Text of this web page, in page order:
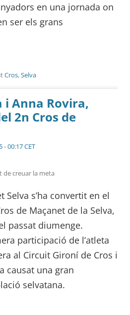
en una jornada on
ser els grans
Cros,Selva
Anna Rovira,
2n Cros de
- 00:17 CET
de creuar la meta
Selva s’ha convertit en el
de Maçanet de la Selva,
passat diumenge.
participació de l’atleta
al Circuit Gironí de Cros i
causat una gran
selvatana.